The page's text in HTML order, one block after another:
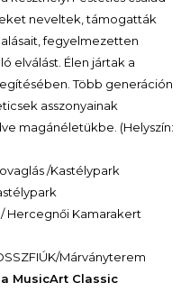
neveltek, támogatták
fegyelmezetten
elválást. Élen jártak a
Több generáción
asszonyainak
magánéletükbe. (Helyszín:
/Kastélypark
Hercegnői Kamarakert
Márványterem
MusicArt Classic